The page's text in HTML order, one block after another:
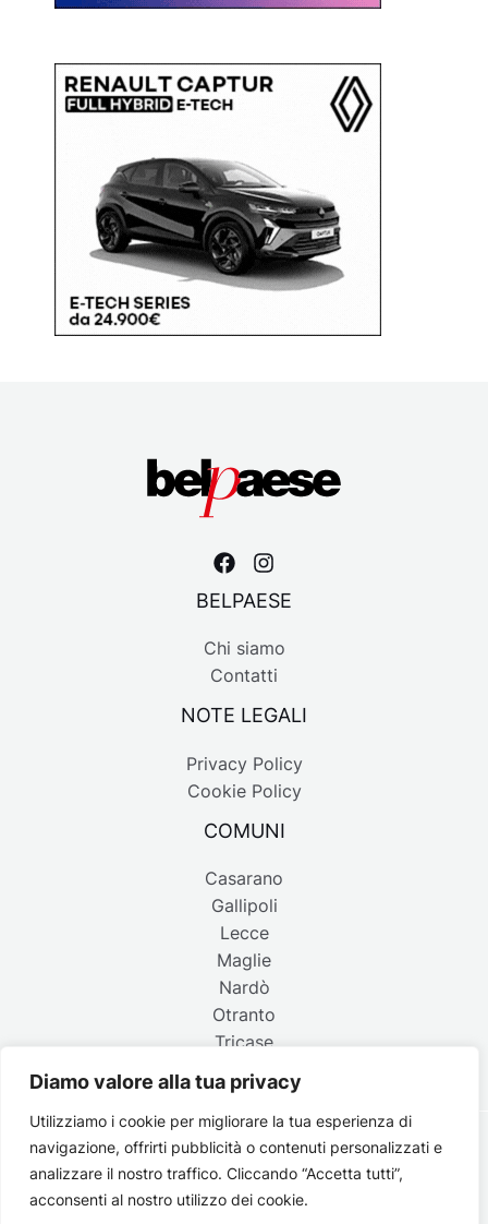
Diamo valore alla tua privacy
Utilizziamo i cookie per migliorare la tua esperienza di
navigazione, offrirti pubblicità o contenuti personalizzati e
analizzare il nostro traffico. Cliccando “Accetta tutti”,
acconsenti al nostro utilizzo dei cookie.
BELPAESE
Chi siamo
Contatti
NOTE LEGALI
Privacy Policy
Cookie Policy
COMUNI
Casarano
Gallipoli
Lecce
Maglie
Nardò
Otranto
Tricase
Copyright © 2026 Belpaese | Periodico d'informazione del
Salento - P.IVA 4637850753 - Testata registrata il 18 gennaio